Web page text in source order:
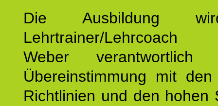
Die Ausbildung
Lehrtrainer/Lehrcoach
Weber
Übereinstimmung mit den
Richtlinien und den hohen